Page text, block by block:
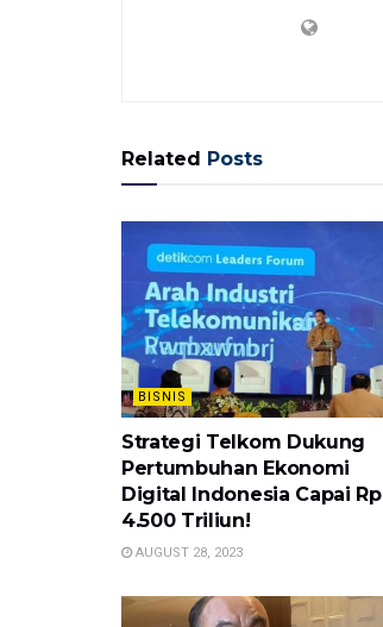
Related Posts
BISNIS
Strategi Telkom Dukung
Pertumbuhan Ekonomi
Digital Indonesia Capai Rp
4.500 Triliun!
AUGUST 28, 2023